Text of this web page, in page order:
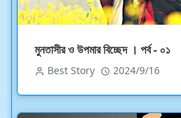
মুনতাসীর ও উপমার বিচ্ছেদ । পর্ব - ০১
Best Story 2024/9/16